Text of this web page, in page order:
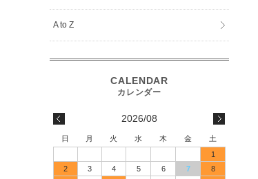
A to Z
2026/08
日 月 火 水 木 金
土
1
2
3 4 5 6 7 8